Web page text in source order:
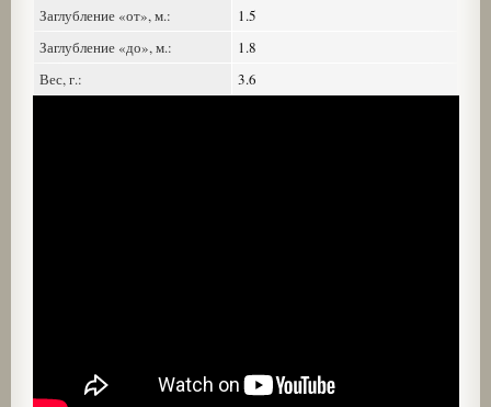
Заглубление «от», м.:
1.5
Заглубление «до», м.:
1.8
Вес, г.:
3.6